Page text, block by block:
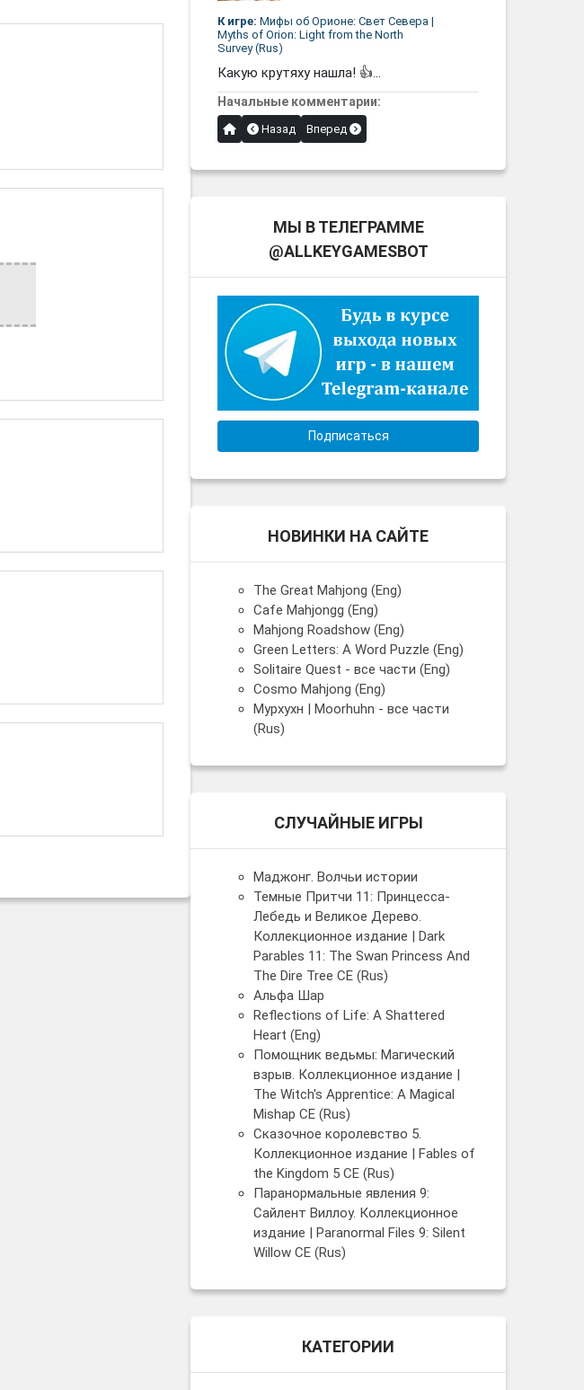
К игре: Мифы об Орионе: Свет Севера |
Myths of Orion: Light from the North
Survey (Rus)
Какую крутяху нашла! 👍...
Начальные комментарии:
Назад Вперед
МЫ В ТЕЛЕГРАММЕ
@ALLKEYGAMESBOT
Подписаться
НОВИНКИ НА САЙТЕ
The Great Mahjong (Eng)
Cafe Mahjongg (Eng)
Mahjong Roadshow (Eng)
Green Letters: A Word Puzzle (Eng)
Solitaire Quest - все части (Eng)
Cosmo Mahjong (Eng)
Мурхухн | Moorhuhn - все части
(Rus)
СЛУЧАЙНЫЕ ИГРЫ
Маджонг. Волчьи истории
Темные Притчи 11: Принцесса-
Лебедь и Великое Дерево.
Коллекционное издание | Dark
Parables 11: The Swan Princess And
The Dire Tree CE (Rus)
Альфа Шар
Reflections of Life: A Shattered
Heart (Eng)
Помощник ведьмы: Магический
взрыв. Коллекционное издание |
The Witch's Apprentice: A Magical
Mishap CE (Rus)
Сказочное королевство 5.
Коллекционное издание | Fables of
the Kingdom 5 CE (Rus)
Паранормальные явления 9:
Сайлент Виллоу. Коллекционное
издание | Paranormal Files 9: Silent
Willow CE (Rus)
КАТЕГОРИИ